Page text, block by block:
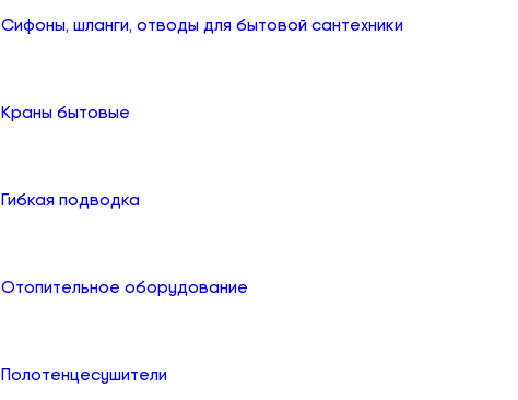
Сифоны, шланги, отводы для бытовой сантехники
Краны бытовые
Гибкая подводка
Отопительное оборудование
Полотенцесушители